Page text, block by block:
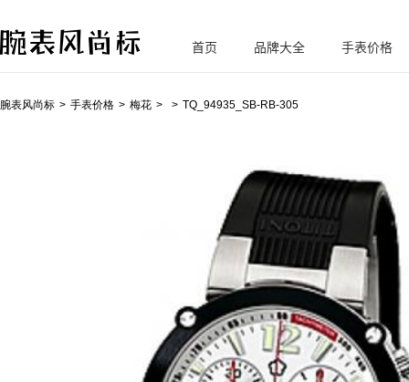
腕
首页 品牌大全 手表价格
腕表风尚标 手表价格 梅花 TQ_94935_SB-RB-305